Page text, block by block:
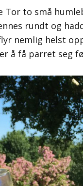
Tor to små
rundt og
nemlig helst
å få parret seg